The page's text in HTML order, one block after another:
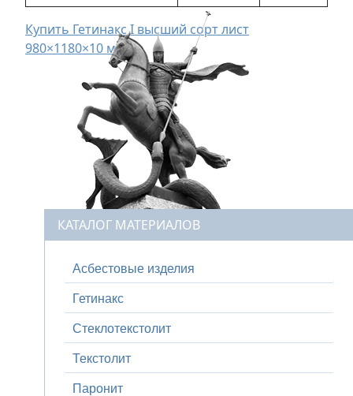
Купить Гетинакс I высший сорт лист
980×1180×10 мм
КАТАЛОГ МАТЕРИАЛОВ
Асбестовые изделия
Гетинакс
Стеклотекстолит
Текстолит
Паронит